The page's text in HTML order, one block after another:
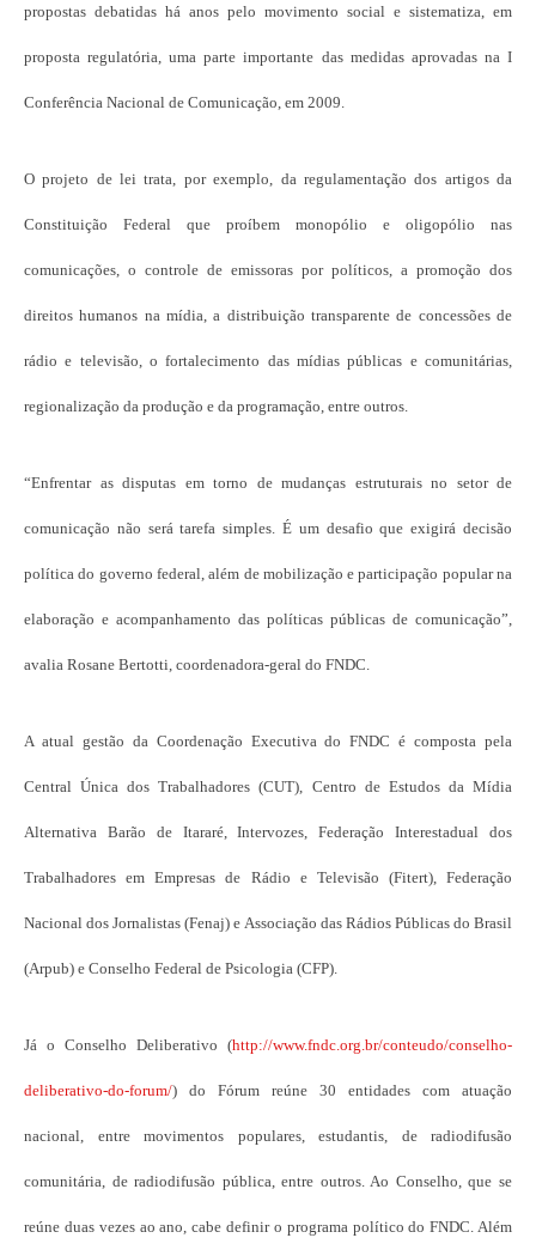
propostas debatidas há anos pelo movimento social e sistematiza, em
proposta regulatória, uma parte importante das medidas aprovadas na I
Conferência Nacional de Comunicação, em 2009.
O projeto de lei trata, por exemplo, da regulamentação dos artigos da
Constituição Federal que proíbem monopólio e oligopólio nas
comunicações, o controle de emissoras por políticos, a promoção dos
direitos humanos na mídia, a distribuição transparente de concessões de
rádio e televisão, o fortalecimento das mídias públicas e comunitárias,
regionalização da produção e da programação, entre outros.
“Enfrentar as disputas em torno de mudanças estruturais no setor de
comunicação não será tarefa simples. É um desafio que exigirá decisão
política do governo federal, além de mobilização e participação popular na
elaboração e acompanhamento das políticas públicas de comunicação”,
avalia Rosane Bertotti, coordenadora-geral do FNDC.
A atual gestão da Coordenação Executiva do FNDC é composta pela
Central Única dos Trabalhadores (CUT), Centro de Estudos da Mídia
Alternativa Barão de Itararé, Intervozes, Federação Interestadual dos
Trabalhadores em Empresas de Rádio e Televisão (Fitert), Federação
Nacional dos Jornalistas (Fenaj) e Associação das Rádios Públicas do Brasil
(Arpub) e Conselho Federal de Psicologia (CFP).
Já o Conselho Deliberativo (http://www.fndc.org.br/conteudo/conselho-
deliberativo-do-forum/) do Fórum reúne 30 entidades com atuação
nacional, entre movimentos populares, estudantis, de radiodifusão
comunitária, de radiodifusão pública, entre outros. Ao Conselho, que se
reúne duas vezes ao ano, cabe definir o programa político do FNDC. Além